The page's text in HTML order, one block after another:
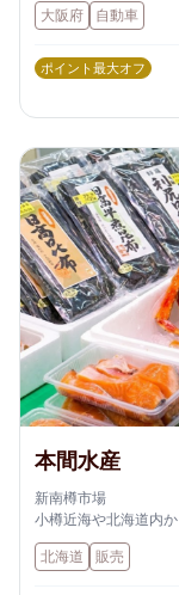
「相談しやすく任せ
大阪府 自動車
ポイント最大オフ
本間水産
新南樽市場
小樽近海や北海道内
にマグロは本鮪のみ
す。
北海道 販売